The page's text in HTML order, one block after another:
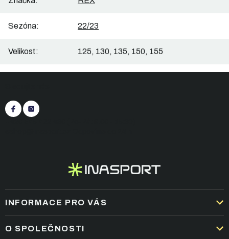
Sezóna: 22/23
Velikost: 125, 130, 135, 150, 155
a
INFORMACE PRO VÁS
DOPRAVA A PLATBA
O SPOLEČNOSTI